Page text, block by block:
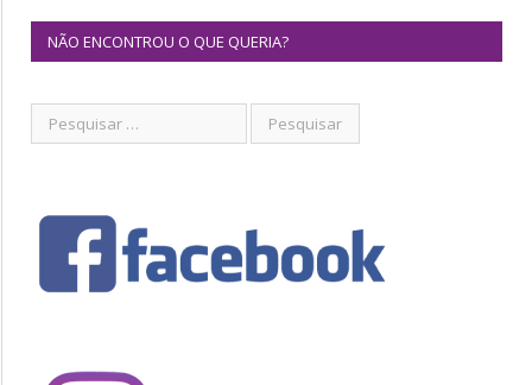
NÃO ENCONTROU O QUE QUERIA?